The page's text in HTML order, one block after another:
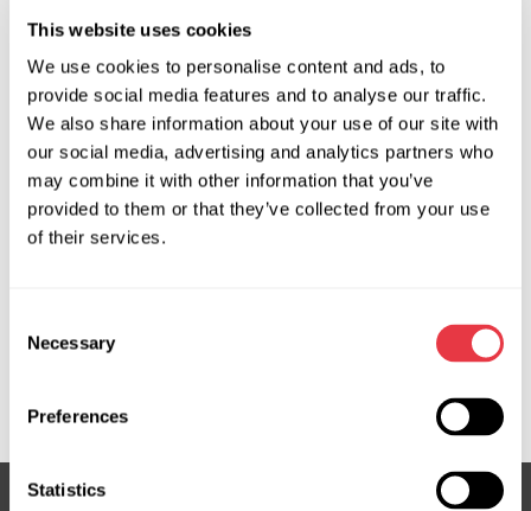
This website uses cookies
We use cookies to personalise content and ads, to
provide social media features and to analyse our traffic.
We also share information about your use of our site with
our social media, advertising and analytics partners who
may combine it with other information that you’ve
provided to them or that they’ve collected from your use
of their services.
Selection
Necessary
Preferences
Statistics
conexión rápida y confiable.
Fabricante:MSG Equipment
Solicitar precio
MS36022M53M, 3GS4331, ATGE41341RB, ATGE41342RB,
E4134, FE0132110B, FE0132110C, FE0132110D, MA108,